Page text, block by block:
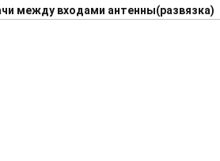
между входами антенны(развязка)